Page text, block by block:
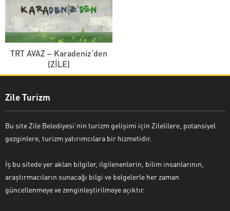
TRT AVAZ – Karadeniz’den
(ZİLE)
Zile Turizm
Bu site Zile Belediyesi’nin turizm gelişimi için Zilelilere, potansiyel
gezginlere, turizm yatırımcılara bir hizmetidir.
İş bu sitede yer aklan bilgiler, ilgilenenlerin, bilim insanlarının,
araştırmacıların sunacağı bilgi ve belgelerle her zaman
güncellenmeye ve zenginleştirilmeye açıktır.